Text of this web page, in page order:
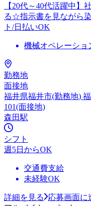
【20代～40代活躍中
る☆指示書を見ながら
ト/日払いOK
機械オペレーショ
勤務地
面接地
福井県福井市(勤務地)
101(面接地)
森田駅
シフト
週5日からOK
交通費支給
未経験OK
詳細を見る
応募画面に